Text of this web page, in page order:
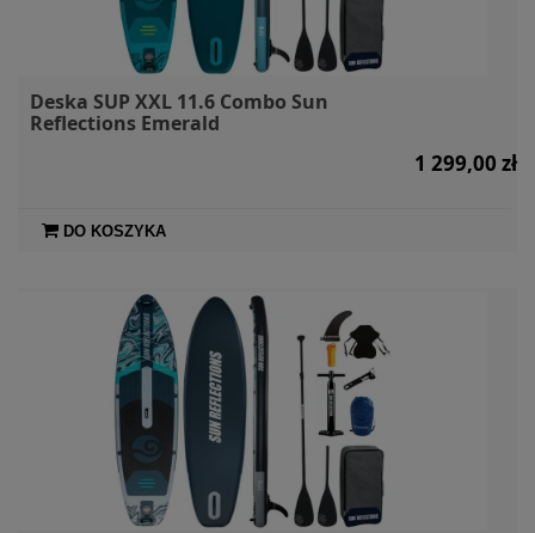
Deska SUP XXL 11.6 Combo Sun
Reflections Emerald
1 299,00 zł
DO KOSZYKA